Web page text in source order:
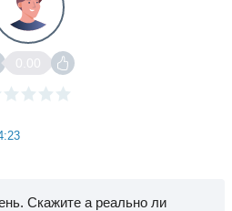
0.00
Скажите а реально ли